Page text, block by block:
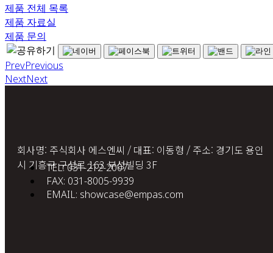
제품 전체 목록
제품 자료실
제품 문의
PrevPrevious
NextNext
회사명: 주식회사 에스엔씨 / 대표: 이동형 / 주소: 경기도 용인
시 기흥구 구성로 163 부성빌딩 3F
TEL: 031-212-2007
FAX: 031-8005-9939
EMAIL: showcase@empas.com